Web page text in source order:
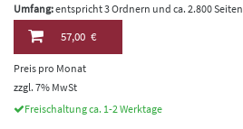
Umfang:entspricht 3 Ordnern und ca. 2.800 Seiten
57,00 €
Preis pro Monat
zzgl. 7% MwSt
Freischaltung ca. 1-2 Werktage